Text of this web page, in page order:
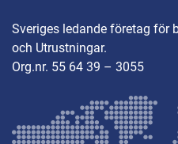
Sveriges ledande företag för
och Utrustningar.
Org.nr. 55 64 39 – 3055